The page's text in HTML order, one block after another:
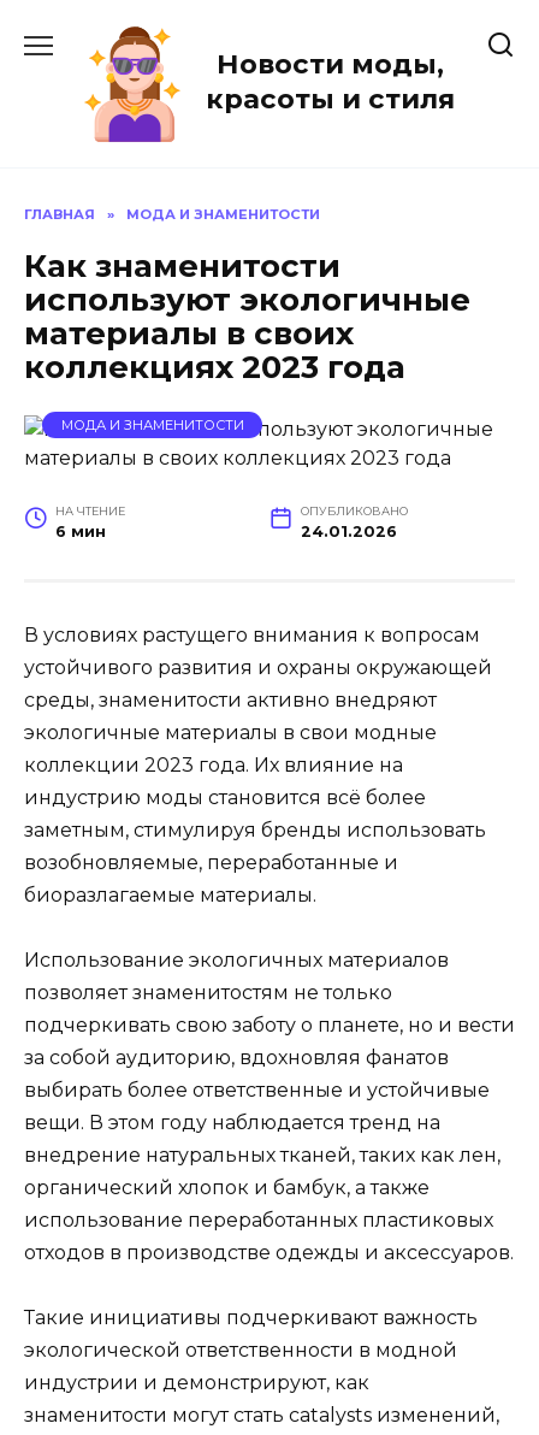
содержанию
Новости моды,
красоты и стиля
ГЛАВНАЯ » МОДА И ЗНАМЕНИТОСТИ
Как знаменитости
используют экологичные
материалы в своих
коллекциях 2023 года
МОДА И ЗНАМЕНИТОСТИ
НА ЧТЕНИЕ
6 мин
ОПУБЛИКОВАНО
24.01.2026
В условиях растущего внимания к вопросам
устойчивого развития и охраны окружающей
среды, знаменитости активно внедряют
экологичные материалы в свои модные
коллекции 2023 года. Их влияние на
индустрию моды становится всё более
заметным, стимулируя бренды использовать
возобновляемые, переработанные и
биоразлагаемые материалы.
Использование экологичных материалов
позволяет знаменитостям не только
подчеркивать свою заботу о планете, но и вести
за собой аудиторию, вдохновляя фанатов
выбирать более ответственные и устойчивые
вещи. В этом году наблюдается тренд на
внедрение натуральных тканей, таких как лен,
органический хлопок и бамбук, а также
использование переработанных пластиковых
отходов в производстве одежды и аксессуаров.
Такие инициативы подчеркивают важность
экологической ответственности в модной
индустрии и демонстрируют, как
знаменитости могут стать catalysts изменений,